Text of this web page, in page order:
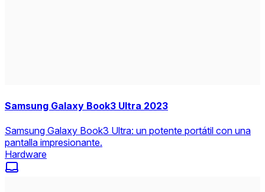
Samsung Galaxy Book3 Ultra 2023
Samsung Galaxy Book3 Ultra: un potente portátil con una
pantalla impresionante.
Hardware